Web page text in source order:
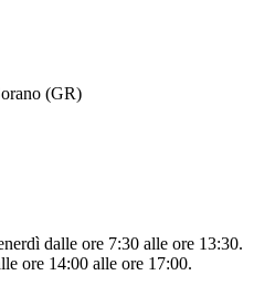
(GR)
dalle ore 7:30 alle ore 13:30.
ore 14:00 alle ore 17:00.